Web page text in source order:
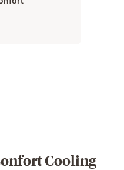
Cooling